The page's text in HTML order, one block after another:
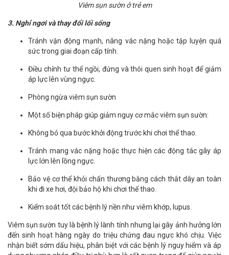
Viêm sụn sườn ở trẻ em
3. Nghỉ ngơi và thay đổi lối sống
Tránh vận động mạnh, nâng vác nặng hoặc tập luyện quá
sức trong giai đoạn cấp tính.
Điều chỉnh tư thế ngồi, đứng và thói quen sinh hoạt để giảm
áp lực lên vùng ngực.
Phòng ngừa viêm sụn sườn
Một số biện pháp giúp giảm nguy cơ mắc viêm sụn sườn:
Không bỏ qua bước khởi động trước khi chơi thể thao.
Tránh mang vác nặng hoặc thực hiện các động tác gây áp
lực lớn lên lồng ngực.
Bảo vệ cơ thể khỏi chấn thương bằng cách thắt dây an toàn
khi đi xe hơi, đội bảo hộ khi chơi thể thao.
Kiểm soát tốt các bệnh lý nền như viêm khớp, lupus.
Viêm sụn sườn tuy là bệnh lý lành tính nhưng lại gây ảnh hưởng lớn
đến sinh hoạt hàng ngày do triệu chứng đau ngực khó chịu. Việc
nhận biết sớm dấu hiệu, phân biệt với các bệnh lý nguy hiểm và áp